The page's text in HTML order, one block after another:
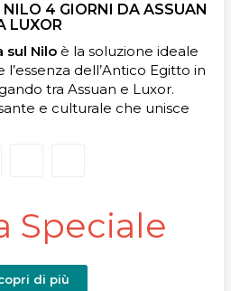
4 GIORNI DA ASSUAN
LUXOR
sul Niloè la soluzione ideale
dell’Antico Egitto in
tra Assuan e Luxor.
e culturale che unisce
Speciale
di più